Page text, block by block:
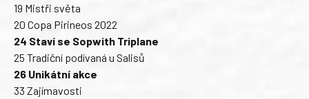
19 Mistři světa
20 Copa Pirineos 2022
24 Staví se Sopwith Triplane
25 Tradiční podívaná u Salisů
26 Unikátní akce
33 Zajímavosti